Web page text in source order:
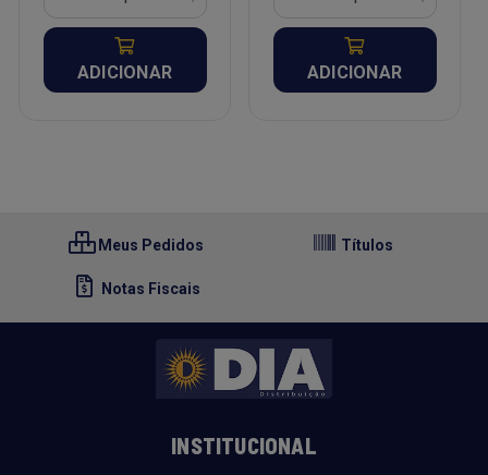
ADICIONAR ADICIONAR
Meus Pedidos Títulos
Notas Fiscais
INSTITUCIONAL